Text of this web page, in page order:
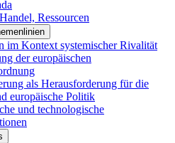
Ressourcen
im Kontext systemischer Rivalität
der europäischen
als Herausforderung für die
europäische Politik
und technologische